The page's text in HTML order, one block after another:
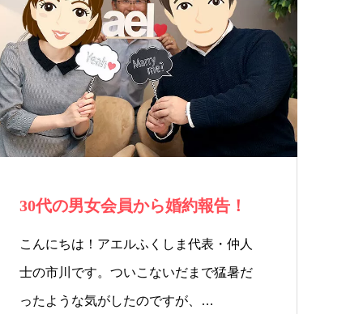
30代の男女会員から婚約報告！
こんにちは！アエルふくしま代表・仲人
士の市川です。ついこないだまで猛暑だ
ったような気がしたのですが、…